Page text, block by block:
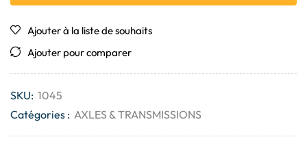
Ajouter à la liste de souhaits
Ajouter pour comparer
SKU: 1045
Catégories : AXLES & TRANSMISSIONS